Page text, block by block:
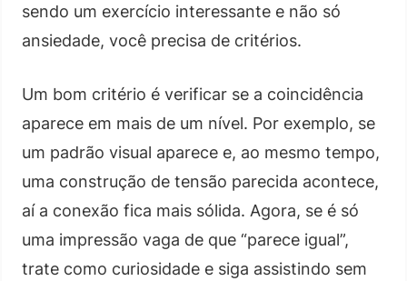
sendo um exercício interessante e não só
ansiedade, você precisa de critérios.
Um bom critério é verificar se a coincidência
aparece em mais de um nível. Por exemplo, se
um padrão visual aparece e, ao mesmo tempo,
uma construção de tensão parecida acontece,
aí a conexão fica mais sólida. Agora, se é só
uma impressão vaga de que “parece igual”,
trate como curiosidade e siga assistindo sem